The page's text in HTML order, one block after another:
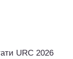
URC 2026